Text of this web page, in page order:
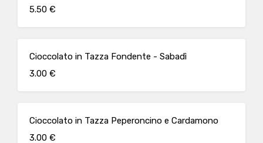
5.50 €
Cioccolato in Tazza Fondente - Sabadì
3.00 €
Cioccolato in Tazza Peperoncino e Cardamono
3.00 €